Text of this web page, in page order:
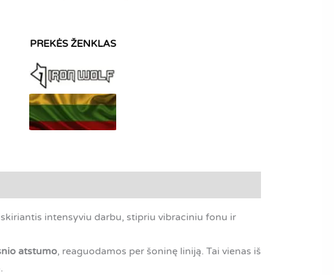
intensyviu darbu, stipriu vibraciniu fonu ir
atstumo, reaguodamos per šoninę liniją. Tai vienas iš